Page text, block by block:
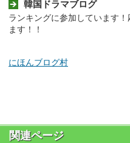
韓国ドラマブログ
ランキングに参加しています
ます！！
にほんブログ村
関連ページ